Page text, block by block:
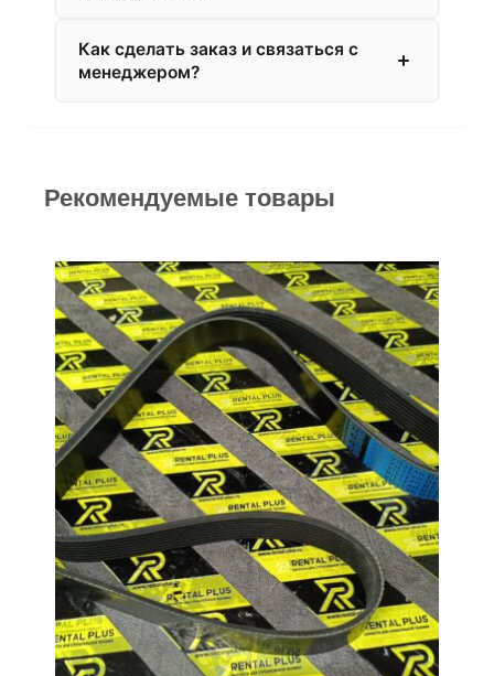
Как сделать заказ и связаться с
менеджером?
Рекомендуемые товары